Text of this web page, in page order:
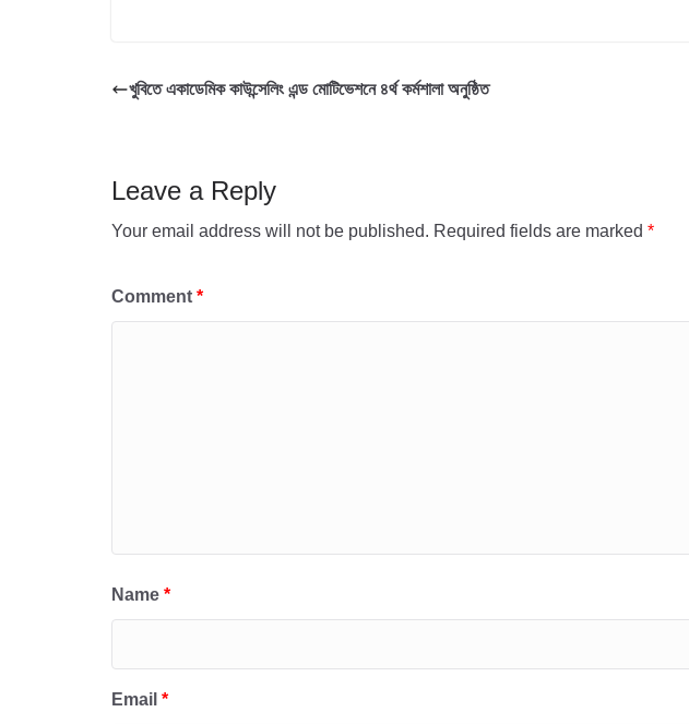
e
o
k
er s
p
e
খুবিতে একাডেমিক কাউন্সেলিং এন্ড মোটিভেশনে ৪র্থ কর্মশালা অনুষ্ঠিত
Leave a Reply
Your email address will not be published. Required fields are marked *
Comment *
Name *
Email *